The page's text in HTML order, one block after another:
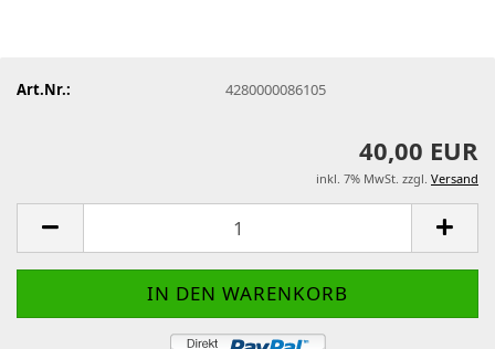
Art.Nr.: 4280000086105
40,00 EUR
inkl. 7% MwSt. zzgl. Versand